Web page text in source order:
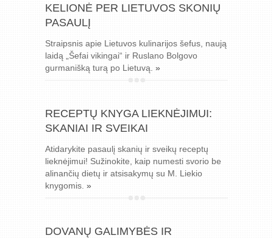
KELIONĖ PER LIETUVOS SKONIŲ
PASAULĮ
Straipsnis apie Lietuvos kulinarijos šefus, naują
laidą „Šefai vikingai“ ir Ruslano Bolgovo
gurmanišką turą po Lietuvą. »
RECEPTŲ KNYGA LIEKNĖJIMUI:
SKANIAI IR SVEIKAI
Atidarykite pasaulį skanių ir sveikų receptų
lieknėjimui! Sužinokite, kaip numesti svorio be
alinančių dietų ir atsisakymų su M. Liekio
knygomis. »
DOVANŲ GALIMYBĖS IR